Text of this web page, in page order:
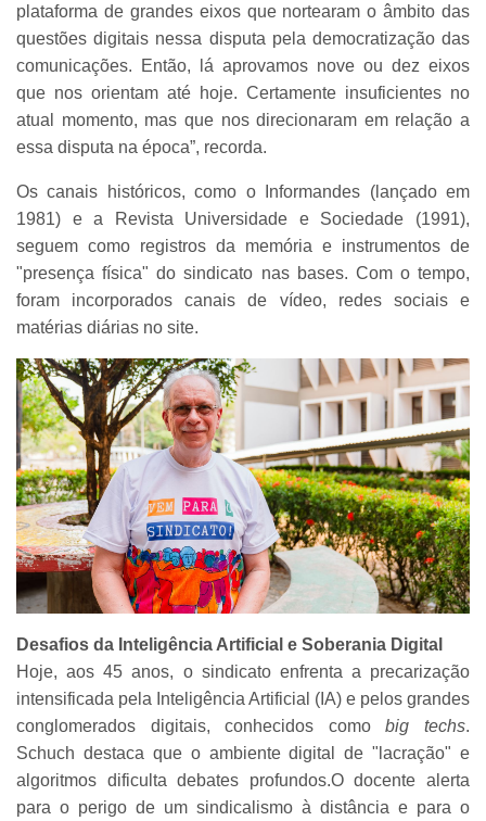
plataforma de grandes eixos que nortearam o âmbito das
questões digitais nessa disputa pela democratização das
comunicações. Então, lá aprovamos nove ou dez eixos
que nos orientam até hoje. Certamente insuficientes no
atual momento, mas que nos direcionaram em relação a
essa disputa na época”, recorda.
Os canais históricos, como o Informandes (lançado em
1981) e a Revista Universidade e Sociedade (1991),
seguem como registros da memória e instrumentos de
"presença física" do sindicato nas bases. Com o tempo,
foram incorporados canais de vídeo, redes sociais e
matérias diárias no site.
Desafios da Inteligência Artificial e Soberania Digital
Hoje, aos 45 anos, o sindicato enfrenta a precarização
intensificada pela Inteligência Artificial (IA) e pelos grandes
conglomerados digitais, conhecidos comobig techs.
Schuch destaca que o ambiente digital de "lacração" e
algoritmos dificulta debates profundos.O docente alerta
para o perigo de um sindicalismo à distância e para o